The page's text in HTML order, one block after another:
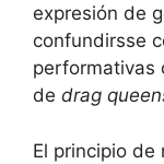
expresión de
confundirsse
performativas
de drag
El principio de